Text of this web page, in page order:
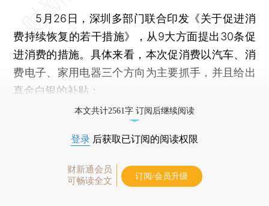
5月26日，深圳多部门联合印发《关于促进消
费持续恢复的若干措施》，从9大方面提出30条促
进消费的措施。具体来看，本次促消费以汽车、消
费电子、家用电器三个方向为主要抓手，并且给出
真金白银的补贴：
本文共计2561字 订阅后继续阅读
登录 后获取已订阅的阅读权限
财新通会员
可畅读全文
订阅/会员升级